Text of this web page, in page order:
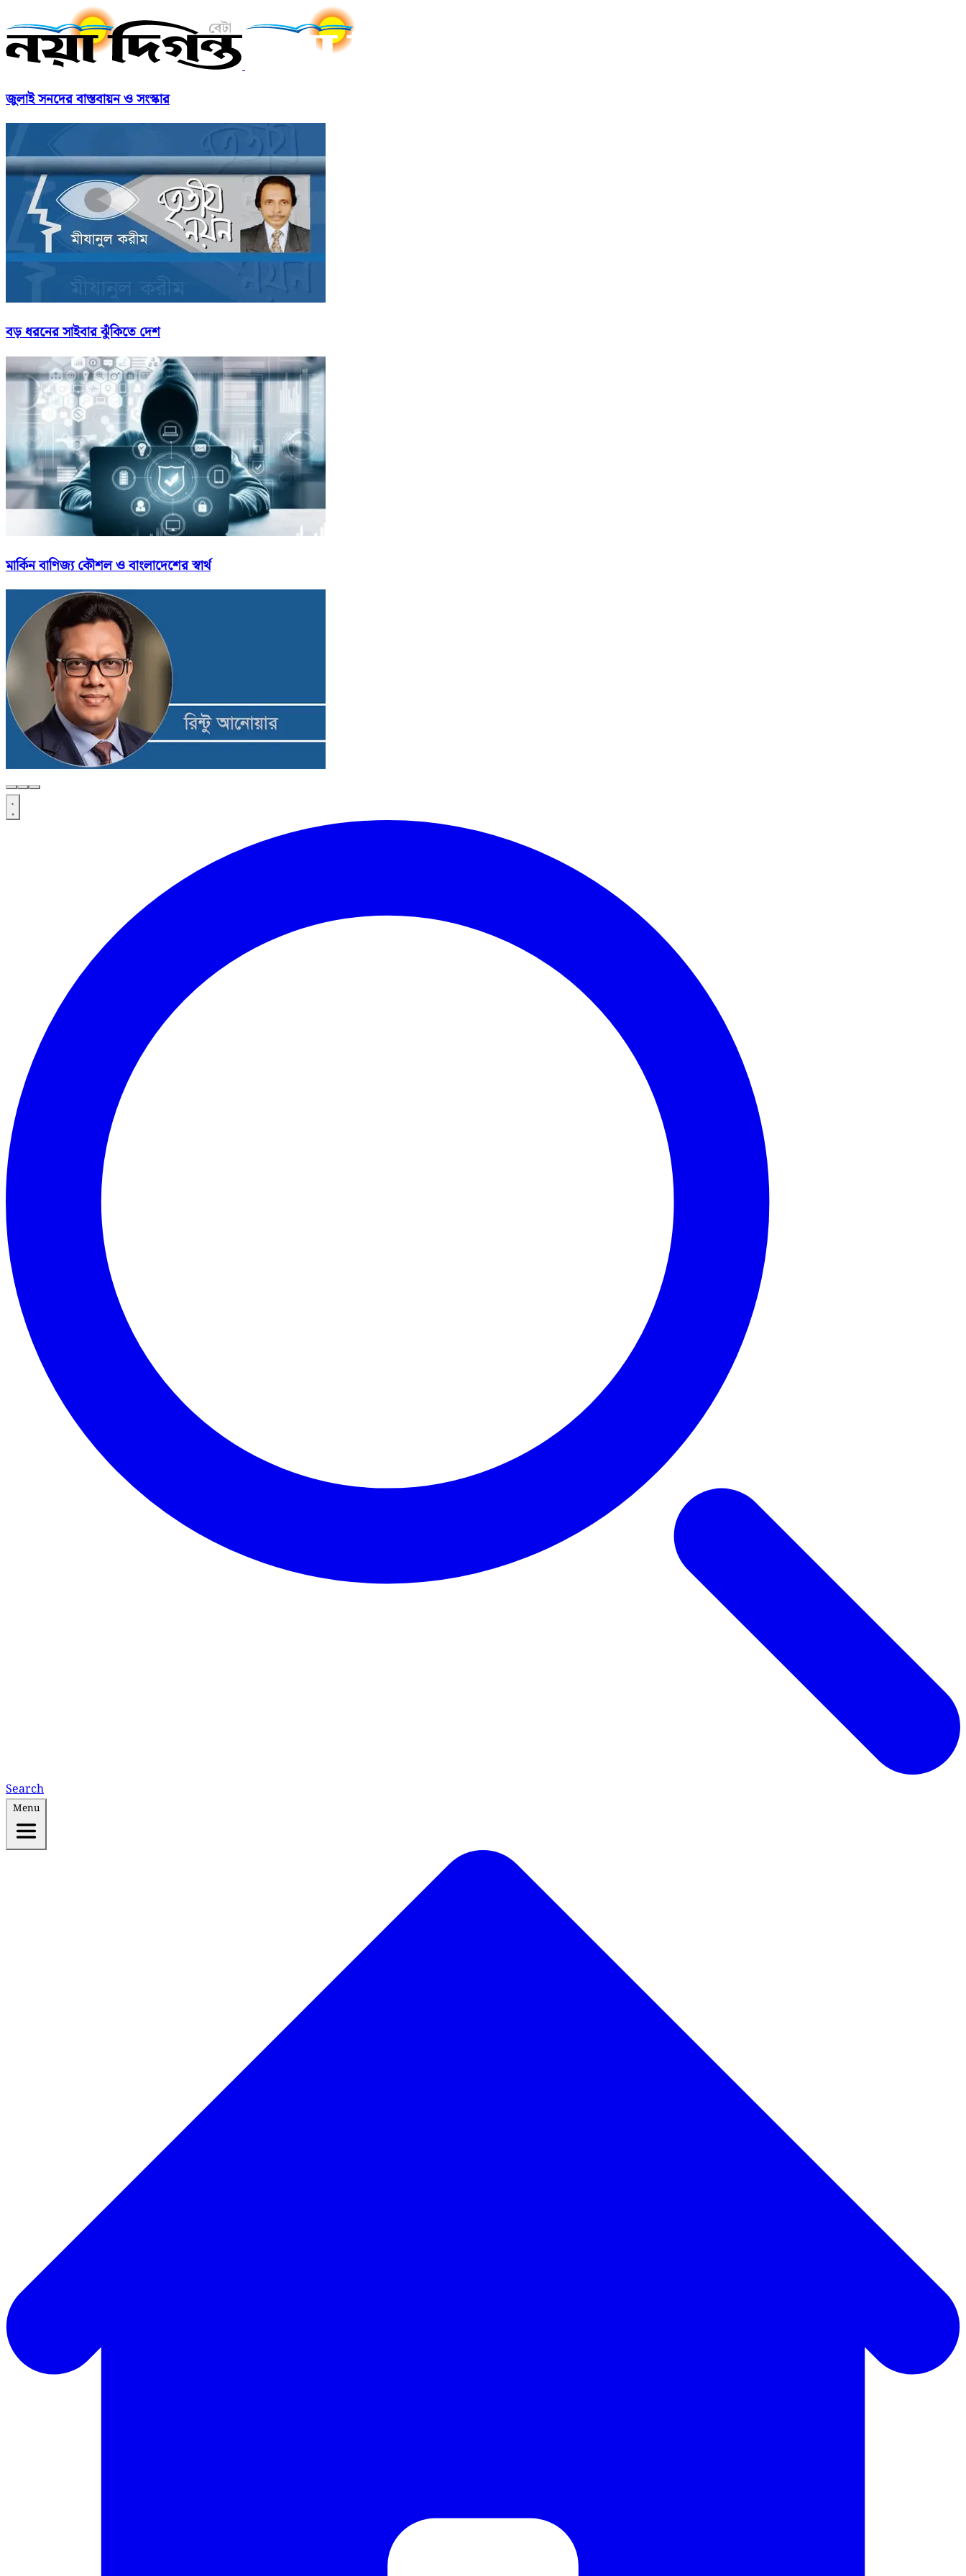
জুলাই সনদের বাস্তবায়ন ও সংস্কার
বড় ধরনের সাইবার ঝুঁকিতে দেশ
মার্কিন বাণিজ্য কৌশল ও বাংলাদেশের স্বার্থ
Search
Menu